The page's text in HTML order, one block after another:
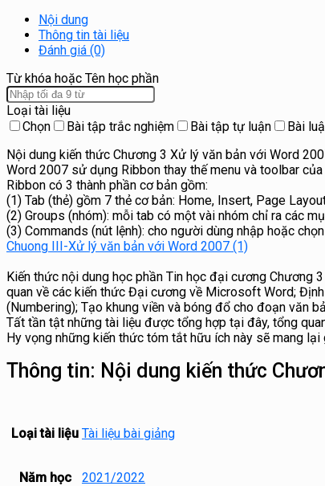
Nội dung
Thông tin tài liệu
Đánh giá (0)
Từ khóa hoặc Tên học phần
Loại tài liệu
Chọn
Bài tập trắc nghiệm Bài tập tự luận Bài
Nội dung kiến thức Chương 3 Xử lý văn bản với Word
Word 2007 sử dụng Ribbon thay thế menu và toolbar
Ribbon có 3 thành phần cơ bản gồm:
(1) Tab (thẻ) gồm 7 thẻ cơ bản: Home, Insert, Page
(2) Groups (nhóm): mỗi tab có một vài nhóm chỉ ra các
(3) Commands (nút lệnh): cho người dùng nhập hoặc chọn
Chuong III-Xử lý văn bản với Word 2007 (1)
Kiến thức nội dung học phần Tin học đại cương Chương
quan về các kiến thức Đại cương về Microsoft Word;
(Numbering); Tạo khung viền và bóng đổ cho đoạn văn
Tất tần tật những tài liệu được tổng hợp tại đây, tổng
Hy vọng những kiến thức tóm tắt hữu ích này sẽ mang
Thông tin: Nội dung kiến thức
Loại tài liệu Tài liệu bài giảng
Năm học 2021/2022